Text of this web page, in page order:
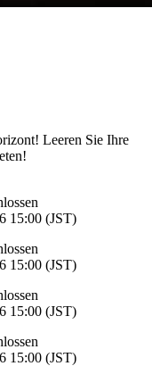
Leeren Sie Ihre
15:00 (JST)
15:00 (JST)
15:00 (JST)
15:00 (JST)